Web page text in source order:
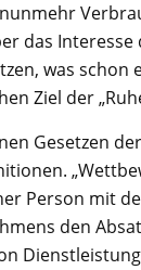
das
was schon
Ziel der
Gesetzen
Person mit
den